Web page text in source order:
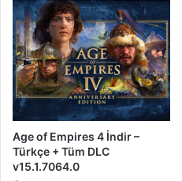
Age of Empires 4 İndir –
Türkçe + Tüm DLC
v15.1.7064.0